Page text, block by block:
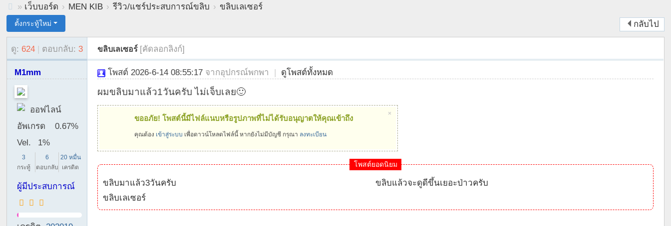
oi
Ki
co
» เว็บบอร์ด › MEN KIB › รีวิว/แชร์ประสบการณ์ขลิบ › ขลิบเลเซอร์
กลับไป
ตั้งกระทู้ใหม่
ดู: 624 | ตอบกลับ: 3 ขลิบเลเซอร์ [คัดลอกลิงก์]
M1mm
ออฟไลน์
อัพเกรด
0.67%
Vel.
1%
3
กระทู้
6
ตอบกลับ
20 หมื่น
เครดิต
ผู้มีประสบการณ์
โพสต์ 2026-6-14 08:55:17 จากอุปกรณ์พกพา | ดูโพสต์ทั้งหมด
ผมขลิบมาแล้ว1วันครับ ไม่เจ็บเลย🙂
ขออภัย! โพสต์นี้มีไฟล์แนบหรือรูปภาพที่ไม่ได้รับอนุญาตให้คุณเข้าถึง
คุณต้อง เข้าสู่ระบบ เพื่อดาวน์โหลดไฟล์นี้ หากยังไม่มีบัญชี กรุณา ลงทะเบียน
×
โพสต์ยอดนิยม
ขลิบมาแล้ว3วันครับ
ขลิบแล้วจะดูดีขึ้นเยอะป่าวครับ
ขลิบเลเซอร์